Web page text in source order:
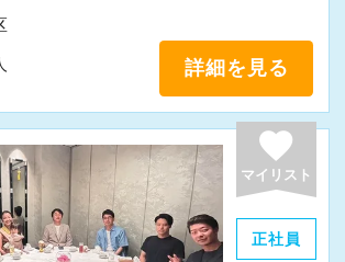
詳細を見る
favorite
マイリスト
正社員